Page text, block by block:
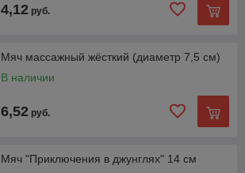
4,12 руб.
Мяч массажный жёсткий (диаметр 7,5 см)
В наличии
6,52 руб.
Мяч "Приключения в джунглях" 14 см